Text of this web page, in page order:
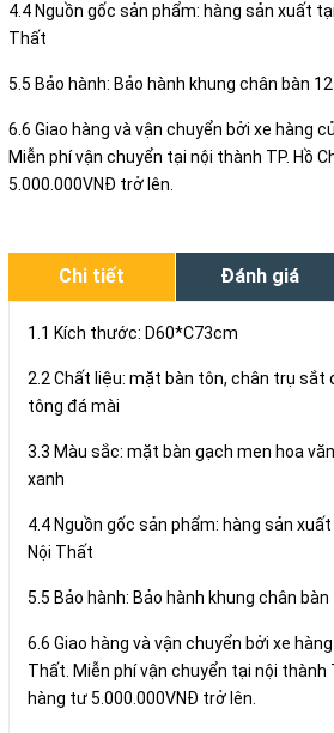
4.4 Nguồn gốc sản phẩm: hàng sản xuất
Thất
5.5 Bảo hành: Bảo hành khung chân bàn
6.6 Giao hàng và vận chuyển bởi xe hàng
Miễn phí vận chuyển tại nội thành TP. Hồ
5.000.000VNĐ trở lên.
Chi tiết Đánh giá
1.1 Kích thước: D60*C73cm
2.2 Chất liệu: mặt bàn tôn, chân trụ sắt
tông đá mài
3.3 Màu sắc: mặt bàn gạch men hoa
xanh
4.4 Nguồn gốc sản phẩm: hàng sản
Nội Thất
5.5 Bảo hành: Bảo hành khung chân
6.6 Giao hàng và vận chuyển bởi xe
Thất. Miễn phí vận chuyển tại nội thành
hàng tư 5.000.000VNĐ trở lên.